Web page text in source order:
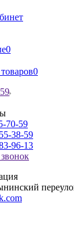
0
0
70-59
38-59
96-13
звонок